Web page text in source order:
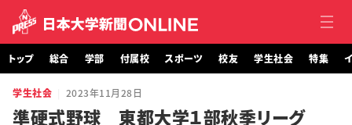
トップ
トップ 総合 学部 付属校 スポーツ 校友 学生社会 特集
学生社会 2023年11月28日
準硬式野球 東都大学１部秋季リーグ